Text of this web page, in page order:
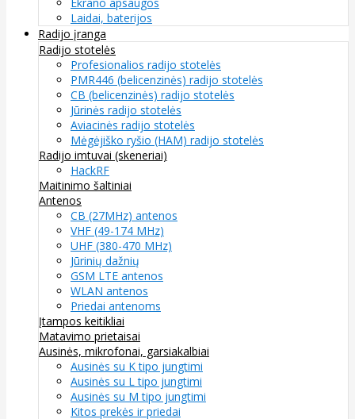
Laidai, baterijos
Radijo įranga
Radijo stotelės
Profesionalios radijo stotelės
PMR446 (belicenzinės) radijo stotelės
CB (belicenzinės) radijo stotelės
Jūrinės radijo stotelės
Aviacinės radijo stotelės
Mėgėjiško ryšio (HAM) radijo stotelės
Radijo imtuvai (skeneriai)
HackRF
Maitinimo šaltiniai
Antenos
CB (27MHz) antenos
VHF (49-174 MHz)
UHF (380-470 MHz)
Jūrinių dažnių
GSM LTE antenos
WLAN antenos
Priedai antenoms
Įtampos keitikliai
Matavimo prietaisai
Ausinės, mikrofonai, garsiakalbiai
Ausinės su K tipo jungtimi
Ausinės su L tipo jungtimi
Ausinės su M tipo jungtimi
Kitos prekės ir priedai